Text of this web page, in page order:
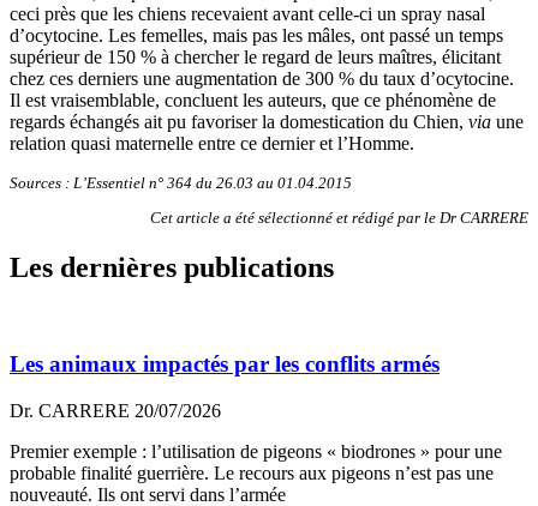
ceci près que les chiens recevaient avant celle-ci un spray nasal
d’ocytocine. Les femelles, mais pas les mâles, ont passé un temps
supérieur de 150 % à chercher le regard de leurs maîtres, élicitant
chez ces derniers une augmentation de 300 % du taux d’ocytocine.
Il est vraisemblable, concluent les auteurs, que ce phénomène de
regards échangés ait pu favoriser la domestication du Chien, via une
relation quasi maternelle entre ce dernier et l’Homme.
Sources : L’Essentiel n° 364 du 26.03 au 01.04.2015
Cet article a été sélectionné et rédigé par le Dr CARRERE
Les dernières publications
Les animaux impactés par les conflits armés
Dr. CARRERE 20/07/2026
Premier exemple : l’utilisation de pigeons « biodrones » pour une
probable finalité guerrière. Le recours aux pigeons n’est pas une
nouveauté. Ils ont servi dans l’armée